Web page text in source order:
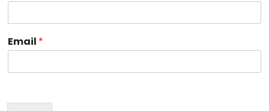
N
o
e
a
Email *